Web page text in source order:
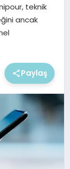
teknik
ancak
Paylaş